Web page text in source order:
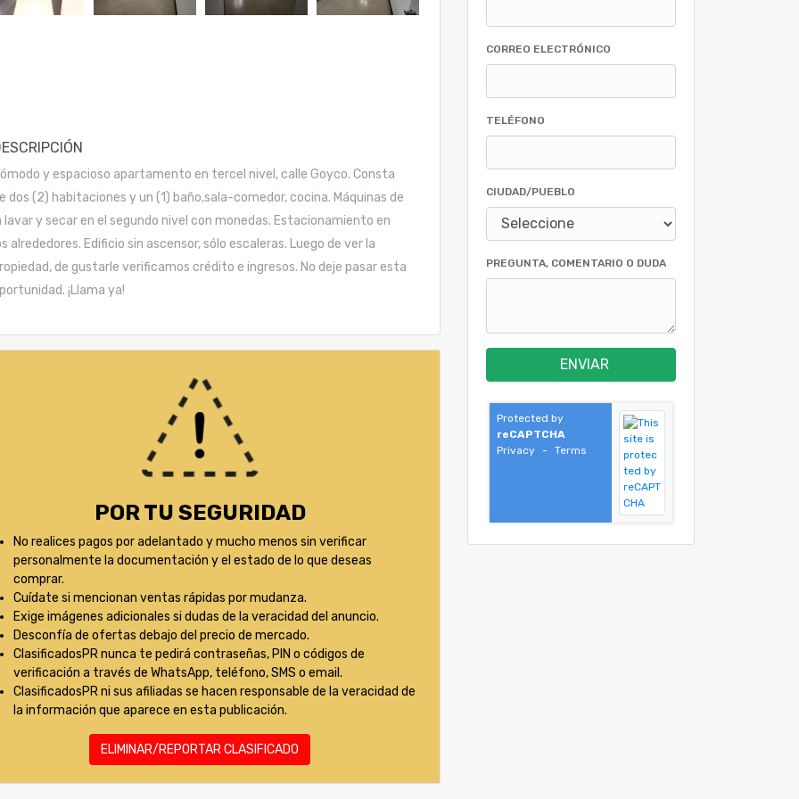
y espacioso apartamento en tercel nivel, calle Goyco. Consta
dos (2) habitaciones y un (1) baño,sala-comedor, cocina. Máquinas de
lavar y secar en el segundo nivel con monedas. Estacionamiento en
alrededores. Edificio sin ascensor, sólo escaleras. Luego de ver la
de gustarle verificamos crédito e ingresos. No deje pasar esta
¡Llama ya!
POR TU SEGURIDAD
No realices pagos por adelantado y mucho menos sin verificar
personalmente la documentación y el estado de lo que deseas
comprar.
Cuídate si mencionan ventas rápidas por mudanza.
Exige imágenes adicionales si dudas de la veracidad del anuncio.
Desconfía de ofertas debajo del precio de mercado.
ClasificadosPR nunca te pedirá contraseñas, PIN o códigos de
verificación a través de WhatsApp, teléfono, SMS o email.
ClasificadosPR ni sus afiliadas se hacen responsable de la veracidad de
la información que aparece en esta publicación.
ELIMINAR/REPORTAR CLASIFICADO
CORREO ELECTRÓNICO
TELÉFONO
CIUDAD/PUEBLO
PREGUNTA, COMENTARIO O DUDA
ENVIAR
Protected by
reCAPTCHA
Privacy
- Terms